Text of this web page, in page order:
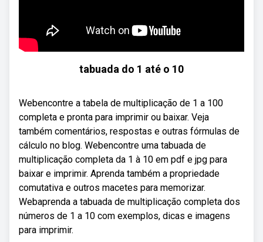
tabuada do 1 até o 10
Webencontre a tabela de multiplicação de 1 a 100
completa e pronta para imprimir ou baixar. Veja
também comentários, respostas e outras fórmulas de
cálculo no blog. Webencontre uma tabuada de
multiplicação completa da 1 à 10 em pdf e jpg para
baixar e imprimir. Aprenda também a propriedade
comutativa e outros macetes para memorizar.
Webaprenda a tabuada de multiplicação completa dos
números de 1 a 10 com exemplos, dicas e imagens
para imprimir.